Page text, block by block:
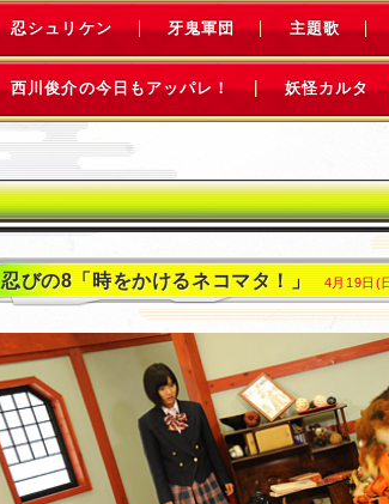
忍シュリケン 牙鬼軍団 主題歌
西川俊介の今日もアッパレ！ 妖怪カルタ
忍びの8「時をかけるネコマタ！」 4月19日(